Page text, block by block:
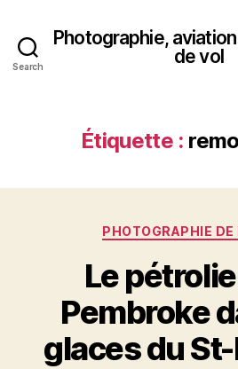
Search
Photographie,
de vol
Étiquette :
PHOTOGRAPHIE DE
Le
Pembroke
glaces du